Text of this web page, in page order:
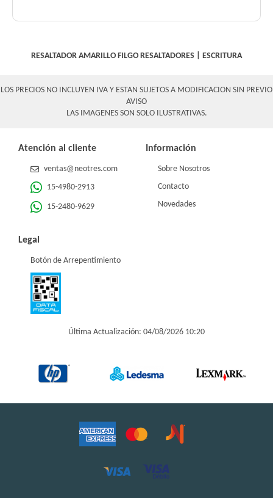
RESALTADOR AMARILLO FILGO RESALTADORES ESCRITURA
LOS PRECIOS NO INCLUYEN IVA Y ESTAN SUJETOS A MODIFICACION SIN PREVIO
AVISO
LAS IMAGENES SON SOLO ILUSTRATIVAS.
Atención al cliente
ventas@neotres.com
15-4980-2913
15-2480-9629
Información
Sobre Nosotros
Contacto
Novedades
Legal
Botón de Arrepentimiento
Última Actualización: 04/08/2026 10:20